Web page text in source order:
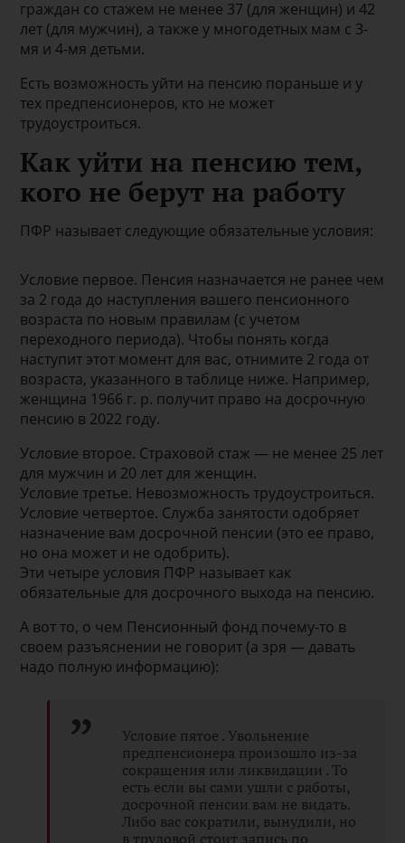
граждан со стажем не менее 37 (для женщин) и 42
лет (для мужчин), а также у многодетных мам с 3-
мя и 4-мя детьми.
Есть возможность уйти на пенсию пораньше и у
тех предпенсионеров, кто не может
трудоустроиться.
Как уйти на пенсию тем,
кого не берут на работу
ПФР называет следующие обязательные условия:
Условие первое. Пенсия назначается не ранее чем
за 2 года до наступления вашего пенсионного
возраста по новым правилам (с учетом
переходного периода). Чтобы понять когда
наступит этот момент для вас, отнимите 2 года от
возраста, указанного в таблице ниже. Например,
женщина 1966 г. р. получит право на досрочную
пенсию в 2022 году.
Условие второе. Страховой стаж — не менее 25 лет
для мужчин и 20 лет для женщин.
Условие третье. Невозможность трудоустроиться.
Условие четвертое. Служба занятости одобряет
назначение вам досрочной пенсии (это ее право,
но она может и не одобрить).
Эти четыре условия ПФР называет как
обязательные для досрочного выхода на пенсию.
А вот то, о чем Пенсионный фонд почему-то в
своем разъяснении не говорит (а зря — давать
надо полную информацию):
Условие пятое . Увольнение
предпенсионера произошло из-за
сокращения или ликвидации . То
есть если вы сами ушли с работы,
досрочной пенсии вам не видать.
Либо вас сократили, вынудили, но
в трудовой стоит запись по